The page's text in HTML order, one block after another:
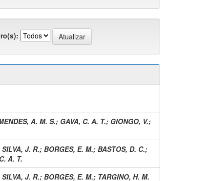
A. M. S.; GAVA, C. A. T.; GIONGO, V.;
SILVA, J. R.; BORGES, E. M.; BASTOS, D. C.;
A. T.
SILVA, J. R.; BORGES, E. M.; TARGINO, H. M.